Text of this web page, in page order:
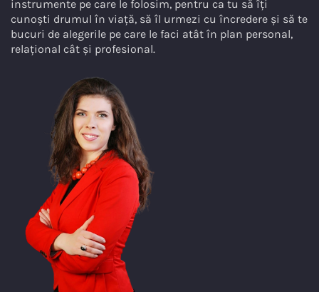
instrumente pe care le folosim, pentru ca tu să îți
cunoști drumul în viață, să îl urmezi cu încredere și să te
bucuri de alegerile pe care le faci atât în plan personal,
relațional cât și profesional.